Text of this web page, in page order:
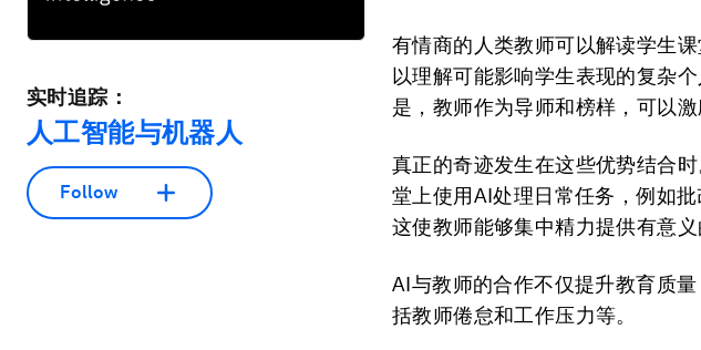
实时追踪：
人工智能与机器人
Follow
有情商的人类教师可以解读学生
以理解可能影响学生表现的复杂
是，教师作为导师和榜样，可以
真正的奇迹发生在这些优势结合
堂上使用AI处理日常任务，例如
这使教师能够集中精力提供有意义
AI与教师的合作不仅提升教育质
括教师倦怠和工作压力等。